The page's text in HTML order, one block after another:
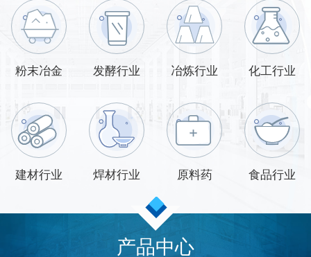
粉末冶金 发酵行业 冶炼行业 化工行业
建材行业 焊材行业 原料药 食品行业
产品中心